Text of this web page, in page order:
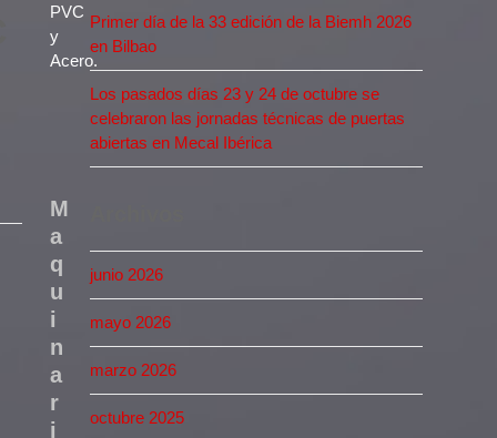
Primer día de la 33 edición de la Biemh 2026
en Bilbao
Los pasados días 23 y 24 de octubre se
celebraron las jornadas técnicas de puertas
abiertas en Mecal Ibérica
junio 2026
mayo 2026
marzo 2026
octubre 2025
PVC
y
Acero.
M
a
q
u
i
n
a
r
i